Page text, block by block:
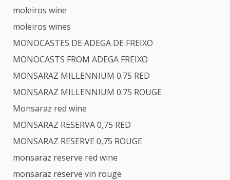
moleiros wine
moleiros wines
MONOCASTES DE ADEGA DE FREIXO
MONOCASTS FROM ADEGA FREIXO
MONSARAZ MILLENNIUM 0.75 RED
MONSARAZ MILLENNIUM 0.75 ROUGE
Monsaraz red wine
MONSARAZ RESERVA 0,75 RED
MONSARAZ RESERVE 0,75 ROUGE
monsaraz reserve red wine
monsaraz reserve vin rouge